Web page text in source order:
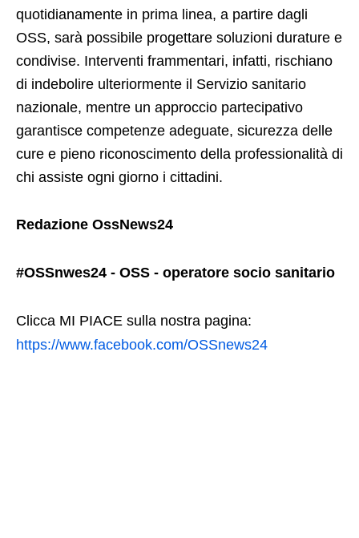
quotidianamente in prima linea, a partire dagli
OSS, sarà possibile progettare soluzioni durature e
condivise. Interventi frammentari, infatti, rischiano
di indebolire ulteriormente il Servizio sanitario
nazionale, mentre un approccio partecipativo
garantisce competenze adeguate, sicurezza delle
cure e pieno riconoscimento della professionalità di
chi assiste ogni giorno i cittadini.
Redazione OssNews24
#OSSnwes24 - OSS - operatore socio sanitario
Clicca MI PIACE sulla nostra pagina:
https://www.facebook.com/OSSnews24